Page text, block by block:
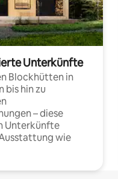
Unterkünfte
Blockhütten in
bis hin zu
– diese
Unterkünfte
wie